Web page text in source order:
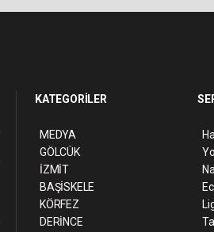
KATEGORİLER
MEDYA
GÖLCÜK
İZMİT
BAŞİSKELE
KÖRFEZ
DERİNCE